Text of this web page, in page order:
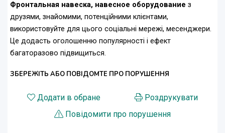
Фронтальная навеска, навесное оборудование з
друзями, знайомими, потенційними клієнтами,
використовуйте для цього соціальні мережі, месенджери.
Це додасть оголошенню популярності і ефект
багаторазово підвищиться.
ЗБЕРЕЖІТЬ АБО ПОВІДОМТЕ ПРО ПОРУШЕННЯ
Додати в обране
Роздрукувати
Повідомити про порушення